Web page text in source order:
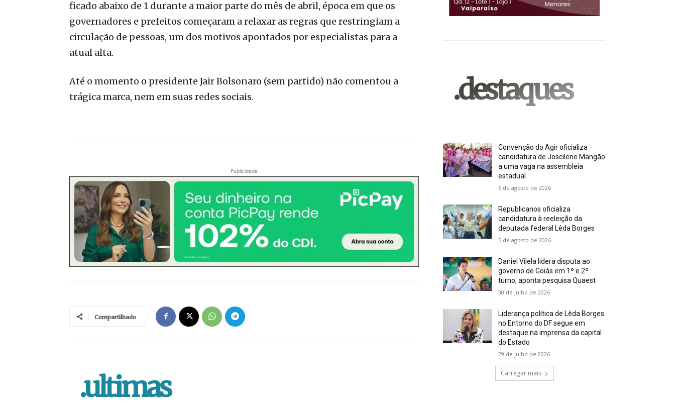
ficado abaixo de 1 durante a maior parte do mês de abril, época em que os
governadores e prefeitos começaram a relaxar as regras que restringiam a
circulação de pessoas, um dos motivos apontados por especialistas para a
atual alta.
Até o momento o presidente Jair Bolsonaro (sem partido) não comentou a
trágica marca, nem em suas redes sociais.
Publicidade
Compartilhado
.ultimas
.destaques
Convenção do Agir oficializa
candidatura de Joscilene Mangão
a uma vaga na assembleia
estadual
5 de agosto de 2026
Republicanos oficializa
candidatura à reeleição da
deputada federal Lêda Borges
5 de agosto de 2026
Daniel Vilela lidera disputa ao
governo de Goiás em 1º e 2º
turno, aponta pesquisa Quaest
30 de julho de 2026
Liderança política de Lêda Borges
no Entorno do DF segue em
destaque na imprensa da capital
do Estado
29 de julho de 2026
Carregar mais